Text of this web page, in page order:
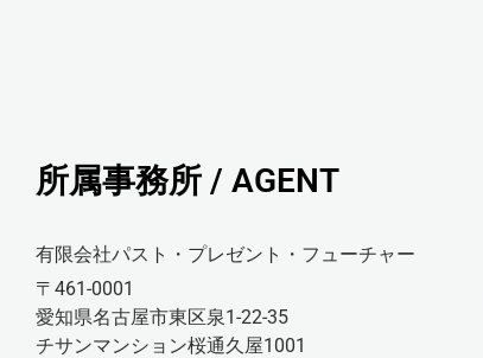
所属事務所 / AGENT
有限会社パスト・プレゼント・フューチャー
〒461-0001
愛知県名古屋市東区泉1-22-35
チサンマンション桜通久屋1001